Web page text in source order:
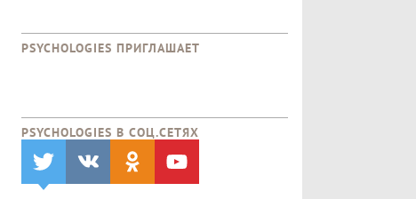
PSYCHOLOGIES ПРИГЛАШАЕТ
PSYCHOLOGIES В CОЦ.СЕТЯХ